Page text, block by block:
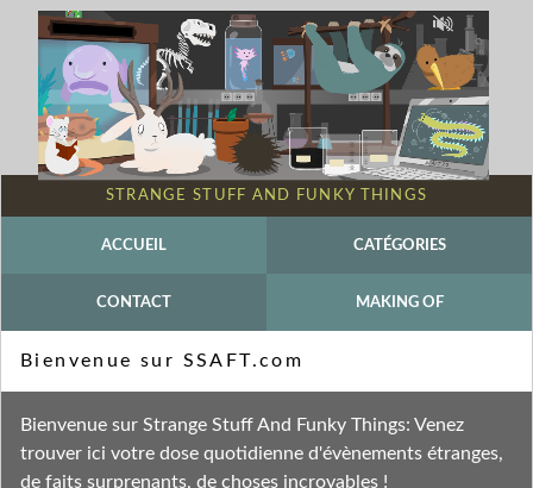
STRANGE STUFF AND FUNKY THINGS
ACCUEIL CATÉGORIES
CONTACT MAKING OF
Fil des commentaires
Bienvenue sur SSAFT.com
Bienvenue sur Strange Stuff And Funky Things: Venez
trouver ici votre dose quotidienne d'évènements étranges,
de faits surprenants, de choses incroyables !